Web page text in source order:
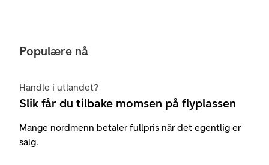
Populære nå
Handle i utlandet?
Slik får du tilbake momsen på flyplassen
Mange nordmenn betaler fullpris når det egentlig er
salg.